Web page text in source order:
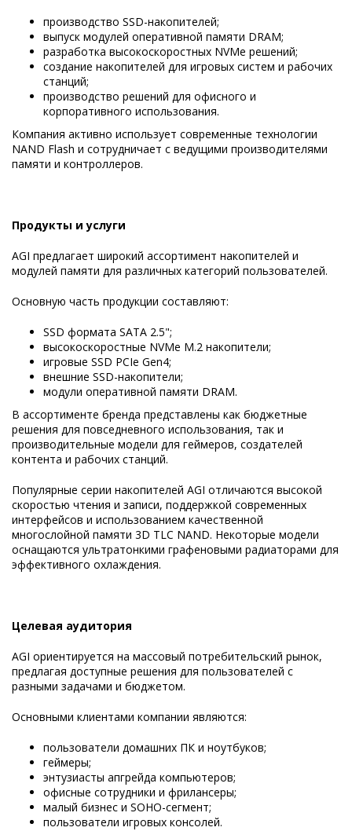
производство SSD-накопителей;
выпуск модулей оперативной памяти DRAM;
разработка высокоскоростных NVMe решений;
создание накопителей для игровых систем и рабочих
станций;
производство решений для офисного и
корпоративного использования.
Компания активно использует современные технологии
NAND Flash и сотрудничает с ведущими производителями
памяти и контроллеров.
Продукты и услуги
AGI предлагает широкий ассортимент накопителей и
модулей памяти для различных категорий пользователей.
Основную часть продукции составляют:
SSD формата SATA 2.5";
высокоскоростные NVMe M.2 накопители;
игровые SSD PCIe Gen4;
внешние SSD-накопители;
модули оперативной памяти DRAM.
В ассортименте бренда представлены как бюджетные
решения для повседневного использования, так и
производительные модели для геймеров, создателей
контента и рабочих станций.
Популярные серии накопителей AGI отличаются высокой
скоростью чтения и записи, поддержкой современных
интерфейсов и использованием качественной
многослойной памяти 3D TLC NAND. Некоторые модели
оснащаются ультратонкими графеновыми радиаторами для
эффективного охлаждения.
Целевая аудитория
AGI ориентируется на массовый потребительский рынок,
предлагая доступные решения для пользователей с
разными задачами и бюджетом.
Основными клиентами компании являются:
пользователи домашних ПК и ноутбуков;
геймеры;
энтузиасты апгрейда компьютеров;
офисные сотрудники и фрилансеры;
малый бизнес и SOHO-сегмент;
пользователи игровых консолей.